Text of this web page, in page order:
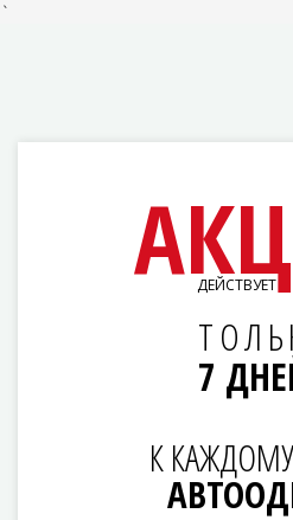
`
ДЕЙСТВУЕТ
7
К